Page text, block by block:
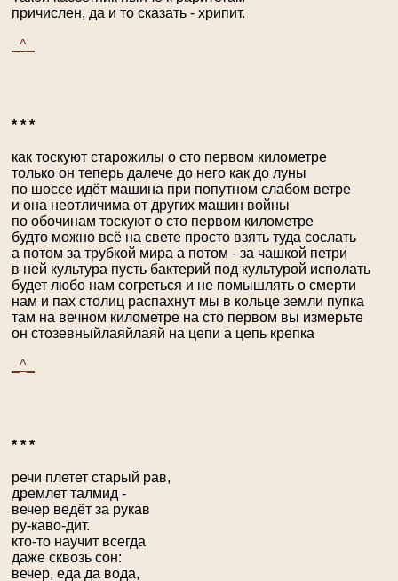
причислен, да и то сказать - хрипит.
_^_
* * *
как тоскуют старожилы о сто первом километре
только он теперь далече до него как до луны
по шоссе идёт машина при попутном слабом ветре
и она неотличима от других машин войны
по обочинам тоскуют о сто первом километре
будто можно всё на свете просто взять туда сослать
а потом за трубкой мира а потом - за чашкой петри
в ней культура пусть бактерий под культурой исполать
будет любо нам согреться и не помышлять о смерти
нам и пах столиц распахнут мы в кольце земли пупка
там на вечном километре на сто первом вы измерьте
он стозевныйлаяйлаяй на цепи a цепь крепка
_^_
* * *
речи плетет старый рав,
дремлет талмид -
вечер ведёт за рукав
ру-каво-дит.
кто-то научит всегда
даже сквозь сон:
вечер, еда да вода,